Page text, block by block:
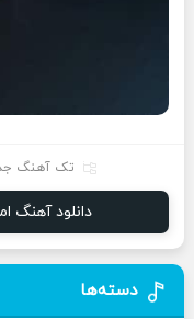
تک آهنگ
دانلود آهنگ
دسته‌ها